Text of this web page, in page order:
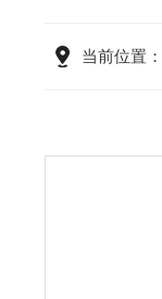
当前位置：